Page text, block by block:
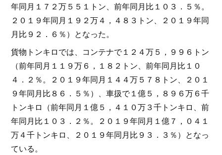
年同月１７２万５５１トン、前年同月比１０３．５％。
２０１９年同月１９２万４，４８３トン、２０１９年同
月比９２．６％）となった。
貨物トンキロでは、コンテナで１２４万５，９９６トン
（前年同月１１９万６，１８２トン、前年同月比１０
４．２％。２０１９年同月１４４万５７８トン、２０１
９年同月比８６．５％）、車扱で１億５，８９６万６千
トンキロ（前年同月１億５，４１０万３千トンキロ、前
年同月比１０３．２％。２０１９年同月１億７，０４１
万４千トンキロ、２０１９年同月比９３．３％）となっ
ている。